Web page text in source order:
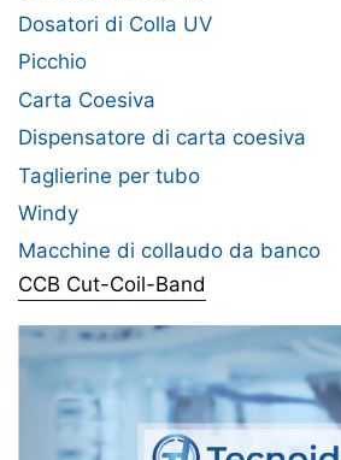
Dosatori di Colla UV
Picchio
Carta Coesiva
Dispensatore di carta coesiva
Taglierine per tubo
Windy
Macchine di collaudo da banco
CCB Cut-Coil-Band